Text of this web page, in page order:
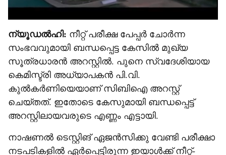
ന‍്യൂഡൽഹി: നീറ്റ് പരീക്ഷ പേപ്പർ ചോർന്ന
സംഭവവുമായി ബന്ധപ്പെട്ട കേസിൽ മുഖ‍്യ
സൂത്രധാരൻ അറസ്റ്റിൽ. പുനെ സ്വദേശിയായ
കെമിസ്ട്രി അധ‍്യാപകൻ പി.വി.
കുൽകർണിയെയാണ് സിബിഐ അറസ്റ്റ്
ചെയ്തത്. ഇതോടെ കേസുമായി ബന്ധപ്പെട്ട്
അറസ്റ്റിലായവരുടെ എണ്ണം എട്ടായി.
നാഷണൽ ടെസ്റ്റിങ് ഏജൻസിക്കു വേണ്ടി പരീക്ഷാ
നടപടികളിൽ ഏർപ്പെട്ടിരുന്ന ഇയാൾക്ക് നീറ്റ്-